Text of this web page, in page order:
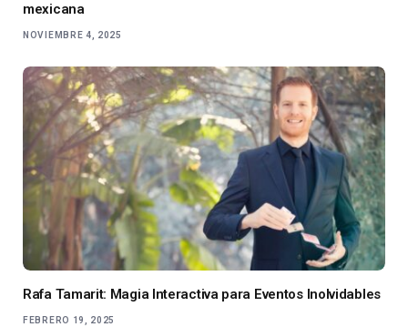
mexicana
NOVIEMBRE 4, 2025
Rafa Tamarit: Magia Interactiva para Eventos Inolvidables
FEBRERO 19, 2025